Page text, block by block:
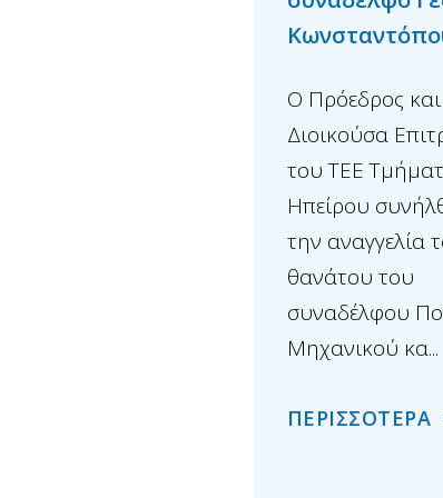
Ο Πρόεδρος
Διοικούσα
του ΤΕΕ
Ηπείρου
την αναγγελία
θανάτου του
συναδέλφου
Μηχανικού κα...
ΠΕΡΙΣΣΟΤΕΡΑ